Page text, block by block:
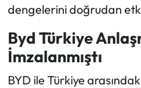
dengelerini doğrudan
Byd Türkiye
İmzalanmıştı
BYD ile Türkiye